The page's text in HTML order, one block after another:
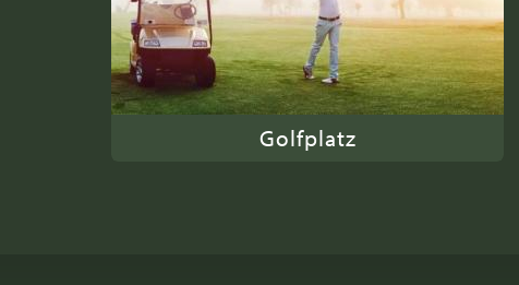
Golfplatz